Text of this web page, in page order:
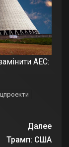
АЕС:
Далее
Трамп: США